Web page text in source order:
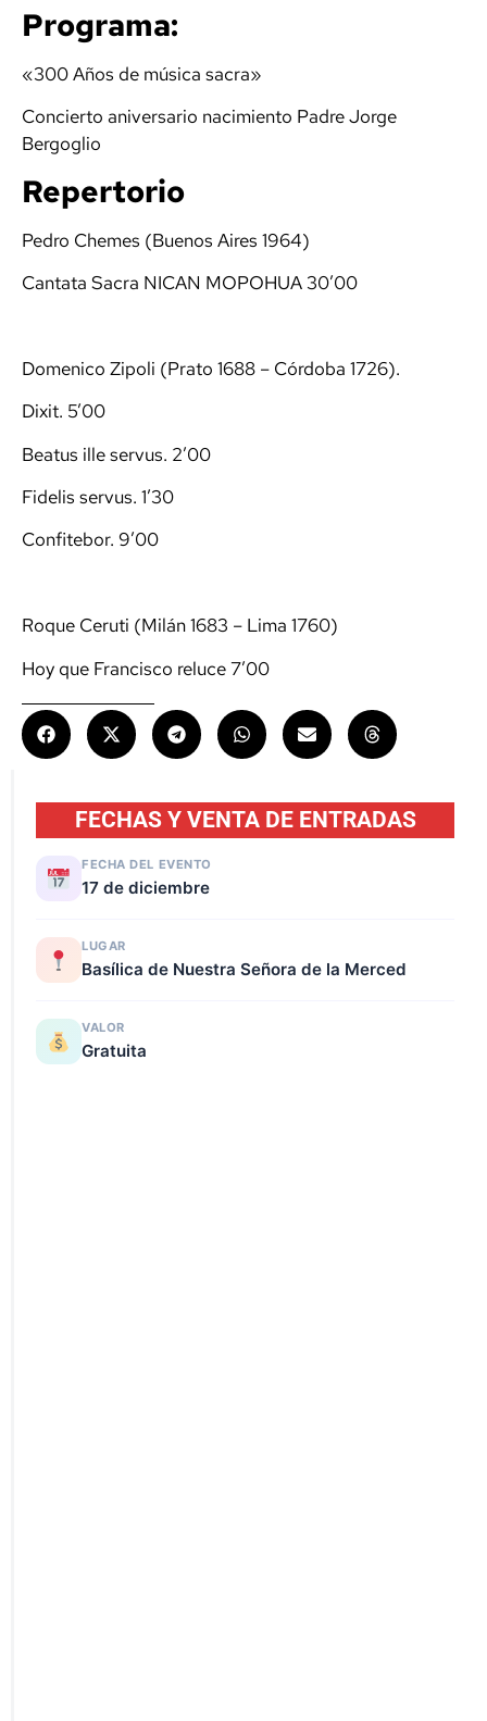
Programa:
«300 Años de música sacra»
Concierto aniversario nacimiento Padre Jorge
Bergoglio
Repertorio
Pedro Chemes (Buenos Aires 1964)
Cantata Sacra NICAN MOPOHUA 30’00
Domenico Zipoli (Prato 1688 – Córdoba 1726).
Dixit. 5’00
Beatus ille servus. 2’00
Fidelis servus. 1’30
Confitebor. 9’00
Roque Ceruti (Milán 1683 – Lima 1760)
Hoy que Francisco reluce 7’00
FECHAS Y VENTA DE ENTRADAS
FECHA DEL EVENTO
17 de diciembre
LUGAR
Basílica de Nuestra Señora de la Merced
VALOR
Gratuita